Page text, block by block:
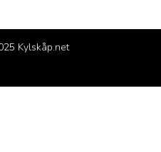
Kylskåp.net